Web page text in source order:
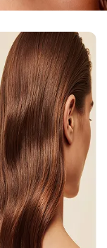
commerciales à l'adresse
en utilisantle